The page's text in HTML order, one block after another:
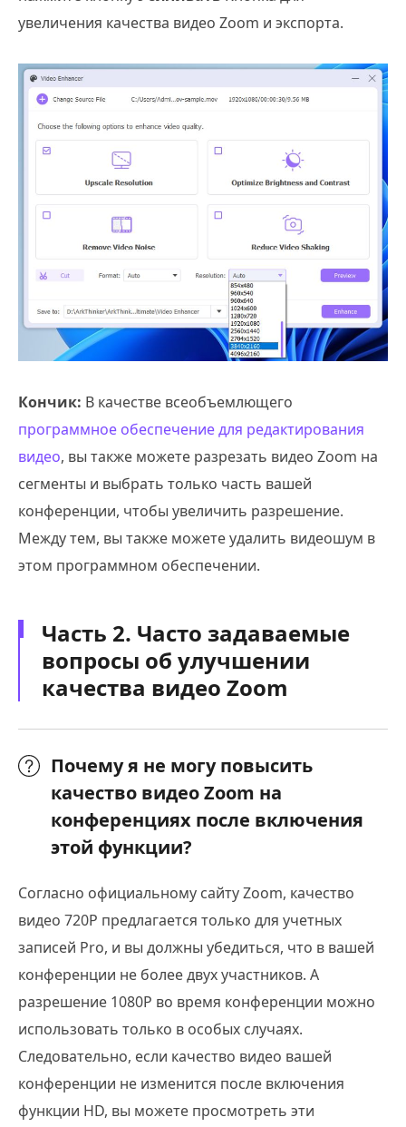
увеличения качества видео Zoom и экспорта.
Кончик: В качестве всеобъемлющего
программное обеспечение для редактирования
видео, вы также можете разрезать видео Zoom на
сегменты и выбрать только часть вашей
конференции, чтобы увеличить разрешение.
Между тем, вы также можете удалить видеошум в
этом программном обеспечении.
Часть 2. Часто задаваемые
вопросы об улучшении
качества видео Zoom
Почему я не могу повысить
качество видео Zoom на
конференциях после включения
этой функции?
Согласно официальному сайту Zoom, качество
видео 720P предлагается только для учетных
записей Pro, и вы должны убедиться, что в вашей
конференции не более двух участников. А
разрешение 1080P во время конференции можно
использовать только в особых случаях.
Следовательно, если качество видео вашей
конференции не изменится после включения
функции HD, вы можете просмотреть эти